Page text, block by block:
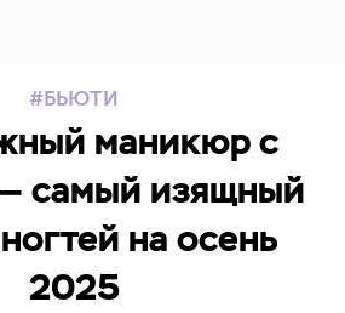
БЬЮТИ
маникюр с
самый изящный
на осень
2025